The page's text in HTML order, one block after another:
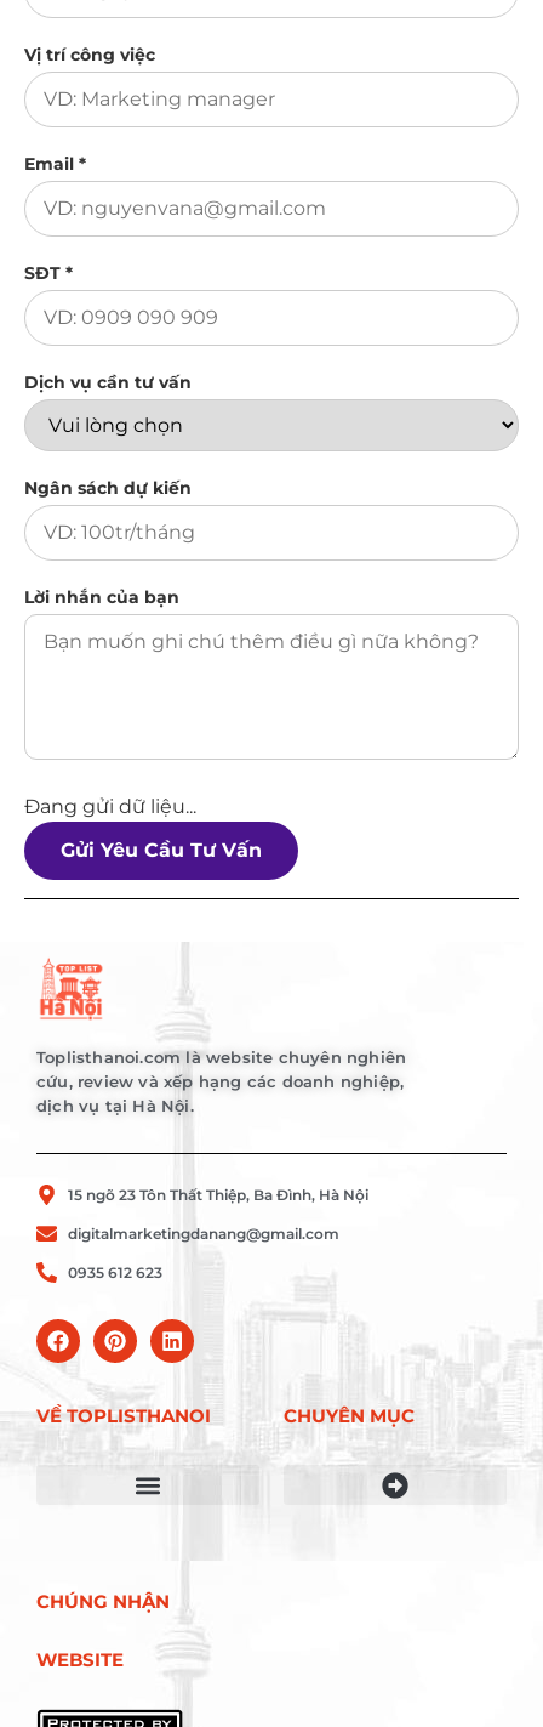
Vị trí công việc
Email *
SĐT *
Dịch vụ cần tư vấn
Ngân sách dự kiến
Lời nhắn của bạn
Đang gửi dữ liệu...
Gửi Yêu Cầu Tư Vấn
Toplisthanoi.com là website chuyên nghiên
cứu, review và xếp hạng các doanh nghiệp,
dịch vụ tại Hà Nội.
15 ngõ 23 Tôn Thất Thiệp, Ba Đình, Hà Nội
digitalmarketingdanang@gmail.com
0935 612 623
VỀ TOPLISTHANOI
CHÚNG NHẬN
WEBSITE
CHUYÊN MỤC